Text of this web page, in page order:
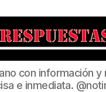
con información
e inmediata.